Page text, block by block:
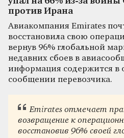
против Ирана
Авиакомпания Emirates
восстановила свою
вернув 96% глобальной
недавних сбоев в
информация содержится в
сообщении перевозчика.
Emirates отмечает
возвращение к
восстановив 96% своей